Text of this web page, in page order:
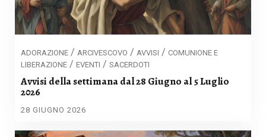
ADORAZIONE / ARCIVESCOVO / AVVISI / COMUNIONE E
LIBERAZIONE / EVENTI / SACERDOTI
Avvisi della settimana dal 28 Giugno al 5 Luglio
2026
28 GIUGNO 2026